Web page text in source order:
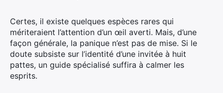
Certes, il existe quelques espèces rares qui
mériteraient l’attention d’un œil averti. Mais, d’une
façon générale, la panique n’est pas de mise. Si le
doute subsiste sur l’identité d’une invitée à huit
pattes, un guide spécialisé suffira à calmer les
esprits.